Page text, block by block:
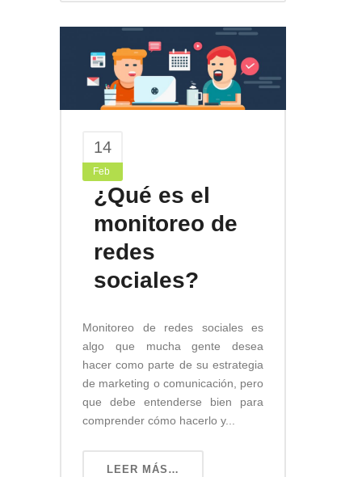
14
Feb
¿Qué es el
monitoreo de
redes
sociales?
Monitoreo de redes sociales es
algo que mucha gente desea
hacer como parte de su estrategia
de marketing o comunicación, pero
que debe entenderse bien para
comprender cómo hacerlo y...
LEER MÁS…